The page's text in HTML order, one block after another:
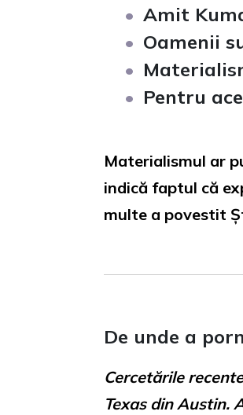
Amit
Oamenii
Pentru
Materialismul ar
indică faptul că
multe a povestit
De unde a
Cercetările
Texas din Austin.